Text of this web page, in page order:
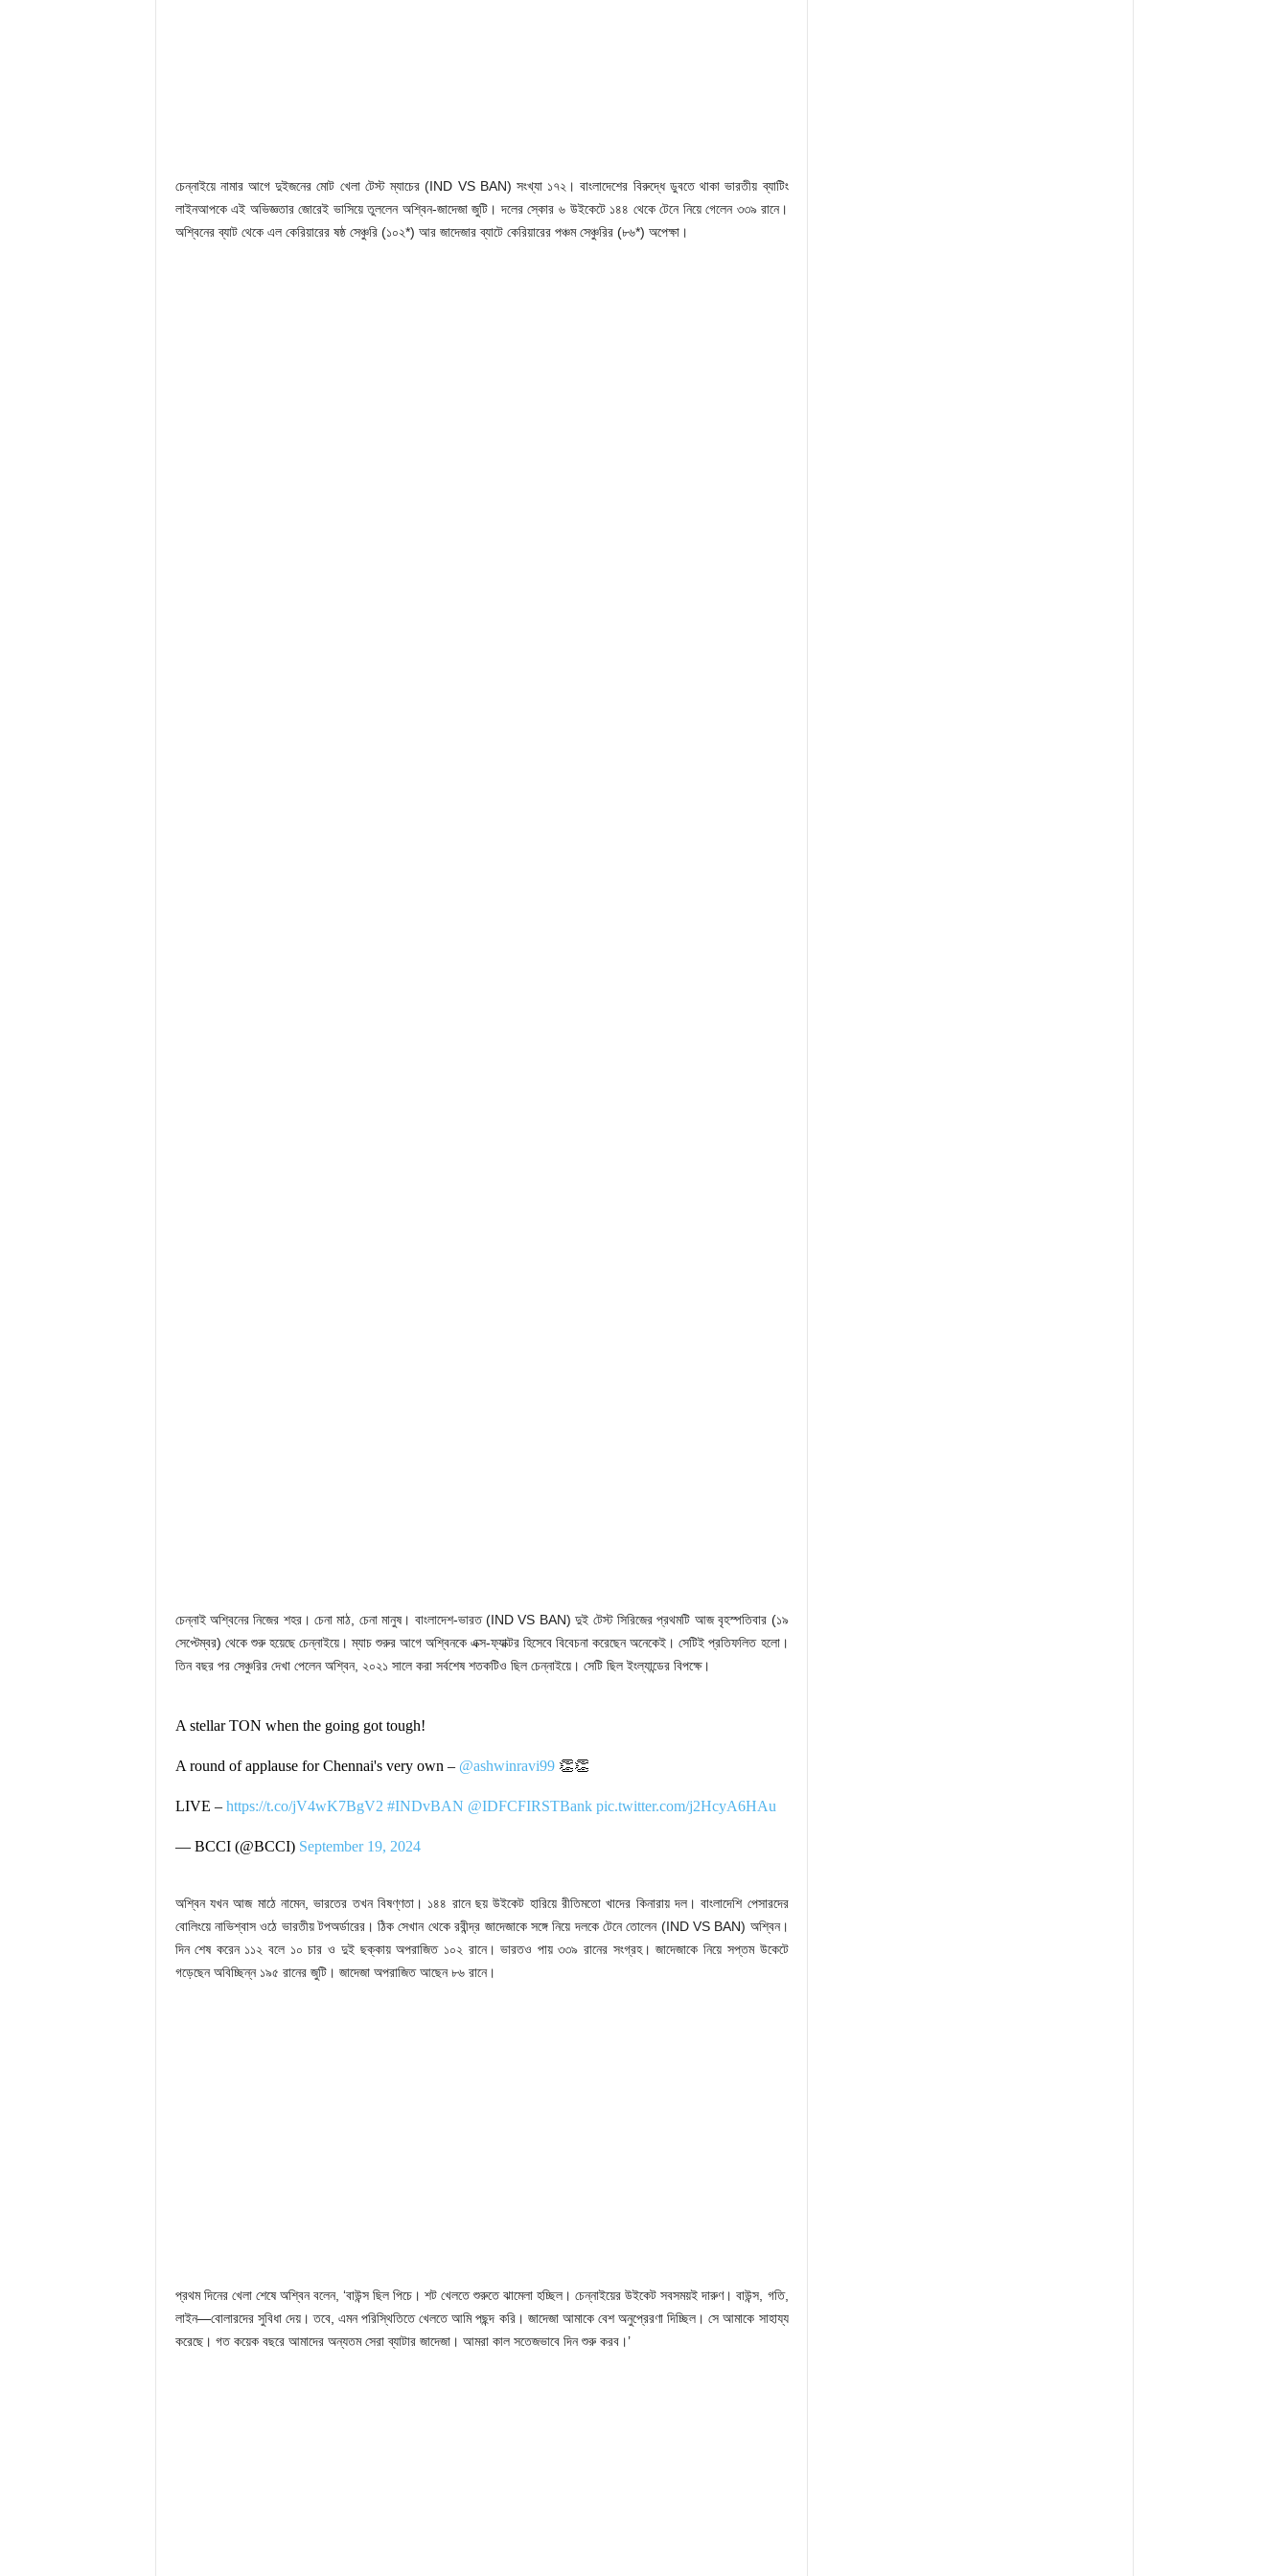
চেন্নাইয়ে নামার আগে দুইজনের মোট খেলা টেস্ট ম্যাচের (IND VS BAN) সংখ্যা ১৭২। বাংলাদেশের বিরুদ্ধে ডুবতে থাকা ভারতীয় ব্যাটিং
লাইনআপকে এই অভিজ্ঞতার জোরেই ভাসিয়ে তুললেন অশ্বিন-জাদেজা জুটি। দলের স্কোর ৬ উইকেটে ১৪৪ থেকে টেনে নিয়ে গেলেন ৩৩৯ রানে।
অশ্বিনের ব্যাট থেকে এল কেরিয়ারের ষষ্ঠ সেঞ্চুরি (১০২*) আর জাদেজার ব্যাটে কেরিয়ারের পঞ্চম সেঞ্চুরির (৮৬*) অপেক্ষা।
চেন্নাই অশ্বিনের নিজের শহর। চেনা মাঠ, চেনা মানুষ। বাংলাদেশ-ভারত (IND VS BAN) দুই টেস্ট সিরিজের প্রথমটি আজ বৃহস্পতিবার (১৯
সেপ্টেম্বর) থেকে শুরু হয়েছে চেন্নাইয়ে। ম্যাচ শুরুর আগে অশ্বিনকে এক্স-ফ্যাক্টর হিসেবে বিবেচনা করেছেন অনেকেই। সেটিই প্রতিফলিত হলো।
তিন বছর পর সেঞ্চুরির দেখা পেলেন অশ্বিন, ২০২১ সালে করা সর্বশেষ শতকটিও ছিল চেন্নাইয়ে। সেটি ছিল ইংল্যান্ডের বিপক্ষে।
A stellar TON when the going got tough!
A round of applause for Chennai's very own – @ashwinravi99👏👏
LIVE – https://t.co/jV4wK7BgV2 #INDvBAN @IDFCFIRSTBank pic.twitter.com/j2HcyA6HAu
— BCCI (@BCCI) September 19, 2024
অশ্বিন যখন আজ মাঠে নামেন, ভারতের তখন বিষণ্ণতা। ১৪৪ রানে ছয় উইকেট হারিয়ে রীতিমতো খাদের কিনারায় দল। বাংলাদেশি পেসারদের
বোলিংয়ে নাভিশ্বাস ওঠে ভারতীয় টপঅর্ডারের। ঠিক সেখান থেকে রবীন্দ্র জাদেজাকে সঙ্গে নিয়ে দলকে টেনে তোলেন (IND VS BAN) অশ্বিন।
দিন শেষ করেন ১১২ বলে ১০ চার ও দুই ছক্কায় অপরাজিত ১০২ রানে। ভারতও পায় ৩৩৯ রানের সংগ্রহ। জাদেজাকে নিয়ে সপ্তম উকেটে
গড়েছেন অবিচ্ছিন্ন ১৯৫ রানের জুটি। জাদেজা অপরাজিত আছেন ৮৬ রানে।
প্রথম দিনের খেলা শেষে অশ্বিন বলেন, ‘বাউন্স ছিল পিচে। শট খেলতে শুরুতে ঝামেলা হচ্ছিল। চেন্নাইয়ের উইকেট সবসময়ই দারুণ। বাউন্স, গতি,
লাইন—বোলারদের সুবিধা দেয়। তবে, এমন পরিস্থিতিতে খেলতে আমি পছন্দ করি। জাদেজা আমাকে বেশ অনুপ্রেরণা দিচ্ছিল। সে আমাকে সাহায্য
করেছে। গত কয়েক বছরে আমাদের অন্যতম সেরা ব্যাটার জাদেজা। আমরা কাল সতেজভাবে দিন শুরু করব।’